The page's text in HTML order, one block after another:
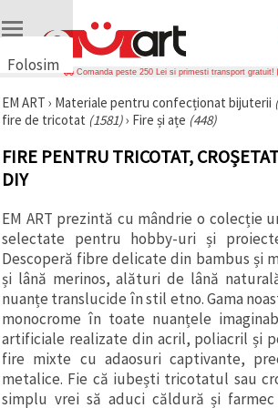
Folosim
uri
🍪 Folosim
și
tehnologii
similare
asigura
funcționarea
corectă a
site-ului,
pentru a vă
îmbunătăți
experiența
și, cu
acordul
dumneavoastră,
pentru a
analiza
traficul și a
Comanda peste 250 Lei si primesti transport gratuit!
EM ART › Materiale pentru confecționat bijuterii
fire de tricotat (1581)› Fire și ațe (448)
FIRE PENTRU TRICOTAT,
DIY
EM ART prezintă cu mândrie o colecție
selectate pentru hobby-uri și
Descoperă fibre delicate din bambus și
și lână merinos, alături de lână
nuanțe translucide în stil etno. Gama
monocrome în toate nuanțele
artificiale realizate din acril, poliacril și
fire mixte cu adaosuri captivante,
metalice. Fie că iubești tricotatul sau
simplu vrei să aduci căldură și